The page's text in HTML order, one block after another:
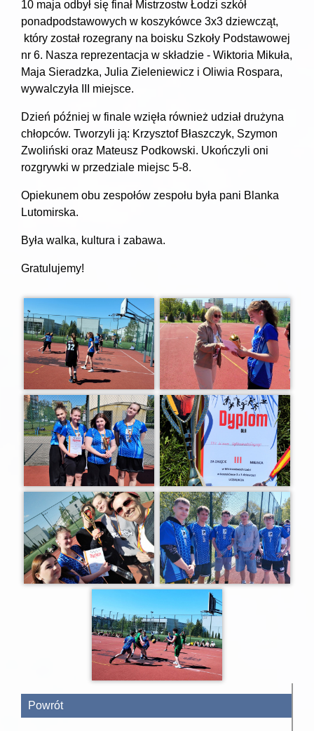
10 maja odbył się finał Mistrzostw Łodzi szkół
ponadpodstawowych w koszykówce 3x3 dziewcząt,
który został rozegrany na boisku Szkoły Podstawowej
nr 6. Nasza reprezentacja w składzie - Wiktoria Mikuła,
Maja Sieradzka, Julia Zieleniewicz i Oliwia Rospara,
wywalczyła III miejsce.
Dzień później w finale wzięła również udział drużyna
chłopców. Tworzyli ją: Krzysztof Błaszczyk, Szymon
Zwoliński oraz Mateusz Podkowski. Ukończyli oni
rozgrywki w przedziale miejsc 5-8.
Opiekunem obu zespołów zespołu była pani Blanka
Lutomirska.
Była walka, kultura i zabawa.
Gratulujemy!
Powrót